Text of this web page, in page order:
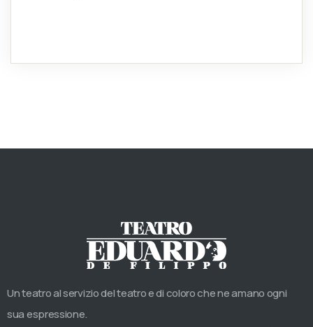
Un teatro al servizio del teatro e di coloro che ne amano ogni
sua espressione.